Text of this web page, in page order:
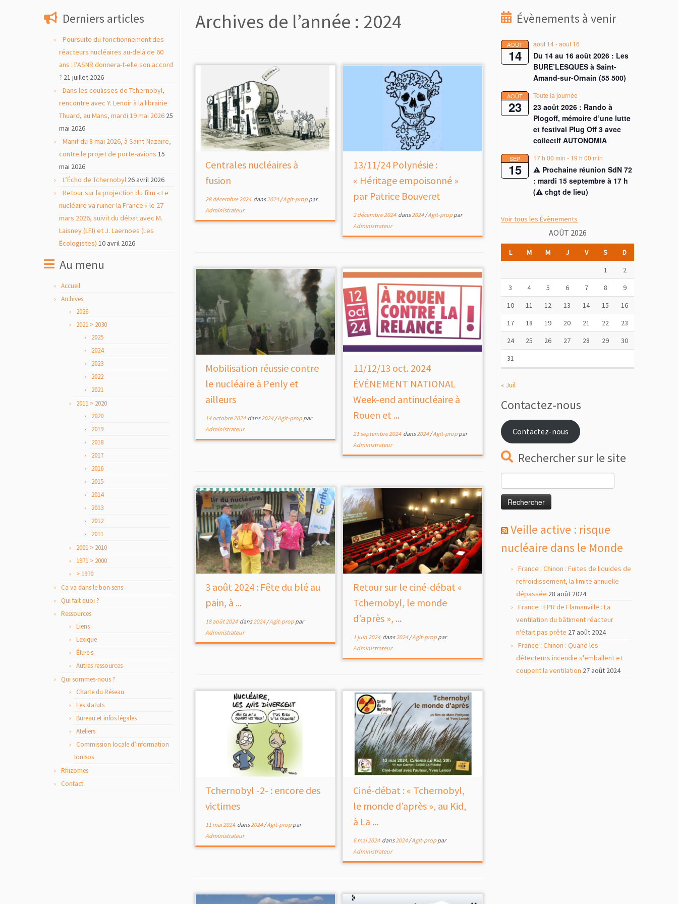
Derniers articles
Poursuite du fonctionnement des
réacteurs nucléaires au-delà de 60
ans : l’ASNR donnera-t-elle son accord
? 21 juillet 2026
Dans les coulisses de Tchernobyl,
rencontre avec Y. Lenoir à la librairie
Thuard, au Mans, mardi 19 mai 2026 25
mai 2026
Manif du 8 mai 2026, à Saint-Nazaire,
contre le projet de porte-avions 15
mai 2026
L’Écho de Tchernobyl 26 avril 2026
Retour sur la projection du film « Le
nucléaire va ruiner la France » le 27
mars 2026, suivit du débat avec M.
Laisney (LFI) et J. Laernoes (Les
Écologistes) 10 avril 2026
Au menu
Accueil
Archives
2026
2021 > 2030
2025
2024
2023
2022
2021
2011 > 2020
2020
2019
2018
2017
2016
2015
2014
2013
2012
2011
2001 > 2010
1971 > 2000
> 1970
Ca va dans le bon sens
Qui fait quoi ?
Ressources
Liens
Lexique
Élu·e·s
Autres ressources
Qui sommes-nous ?
Charte du Réseau
Les statuts
Bureau et infos légales
Ateliers
Commission locale d’information
Ionisos
Rhizomes
Contact
Archives de l’année : 2024
Centrales nucléaires à
fusion
28 décembre 2024dans2024/Agit-prop par
Administrateur
13/11/24 Polynésie :
« Héritage empoisonné »
par Patrice Bouveret
2 décembre 2024dans2024/Agit-prop par
Administrateur
Mobilisation réussie contre
le nucléaire à Penly et
ailleurs
14 octobre 2024dans2024/Agit-prop par
Administrateur
11/12/13 oct. 2024
ÉVÉNEMENT NATIONAL
Week-end antinucléaire à
Rouen et ...
21 septembre 2024dans2024/Agit-prop par
Administrateur
3 août 2024 : Fête du blé au
pain, à ...
18 août 2024dans2024/Agit-prop par
Administrateur
Retour sur le ciné-débat «
Tchernobyl, le monde
d’après », ...
1 juin 2024dans2024/Agit-prop par
Administrateur
Tchernobyl -2- : encore des
victimes
11 mai 2024dans2024/Agit-prop par
Administrateur
Ciné-débat : « Tchernobyl,
le monde d’après », au Kid,
à La ...
6 mai 2024dans2024/Agit-prop par
Administrateur
Évènements à venir
AOÛT
14
août 14-août 16
Du 14 au 16 août 2026 : Les
BURE’LESQUES à Saint-
Amand-sur-Ornain (55 500)
AOÛT
23
Toute la journée
23 août 2026 : Rando à
Plogoff, mémoire d’une lutte
et festival Plug Off 3 avec
collectif AUTONOMIA
SEP
15
17 h 00 min - 19 h 00 min
⚠︎ Prochaine réunion SdN 72
: mardi 15 septembre à 17 h
(⚠︎ chgt de lieu)
Voir tous les Évènements
AOÛT 2026
L M M J V S
D
1
2
3
4 5 6 7 8
9
10
11 12 13 14 15
16
17
18 19 20 21 22
23
24
25 26 27 28 29
30
31
« Juil
Contactez-nous
Contactez-nous
Rechercher sur le site
Veille active : risque
nucléaire dans le Monde
France : Chinon : Fuites de liquides de
refroidissement, la limite annuelle
dépassée 28 août 2024
France : EPR de Flamanville : La
ventilation du bâtiment réacteur
n'était pas prête 27 août 2024
France : Chinon : Quand les
détecteurs incendie s'emballent et
coupent la ventilation 27 août 2024